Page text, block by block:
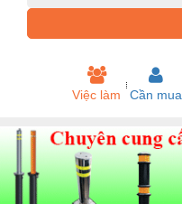
Việc làm Cần mua